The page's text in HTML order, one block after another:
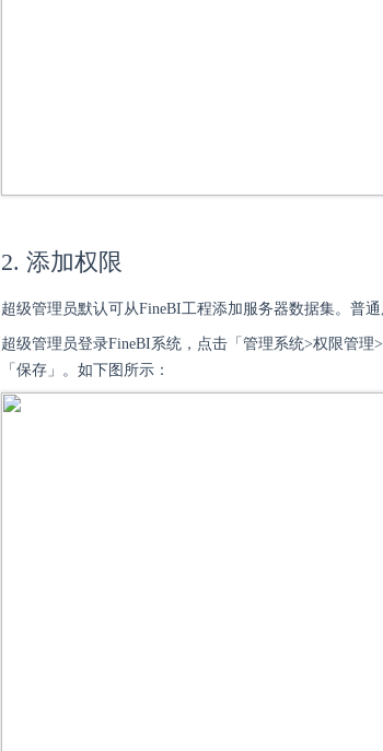
2. 添加权限
超级管理员默认可从FineBI工程添加服务器数据集。普
超级管理员登录FineBI系统，点击「管理系统>权限管
「保存」。如下图所示：